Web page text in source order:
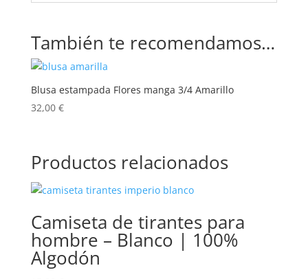
También te recomendamos…
Blusa estampada Flores manga 3/4 Amarillo
32,00 €
Productos relacionados
Camiseta de tirantes para
hombre – Blanco | 100%
Algodón